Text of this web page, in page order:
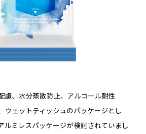
慮、水分蒸散防止、アルコール耐性
ウェットティッシュのパッケージとし
ルミレスパッケージが検討されていまし